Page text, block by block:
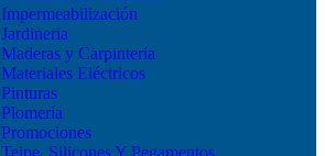
Impermeabilización
Jardineria
Maderas y Carpintería
Materiales Eléctricos
Pinturas
Plomería
Promociones
Teipe, Silicones Y Pegamentos